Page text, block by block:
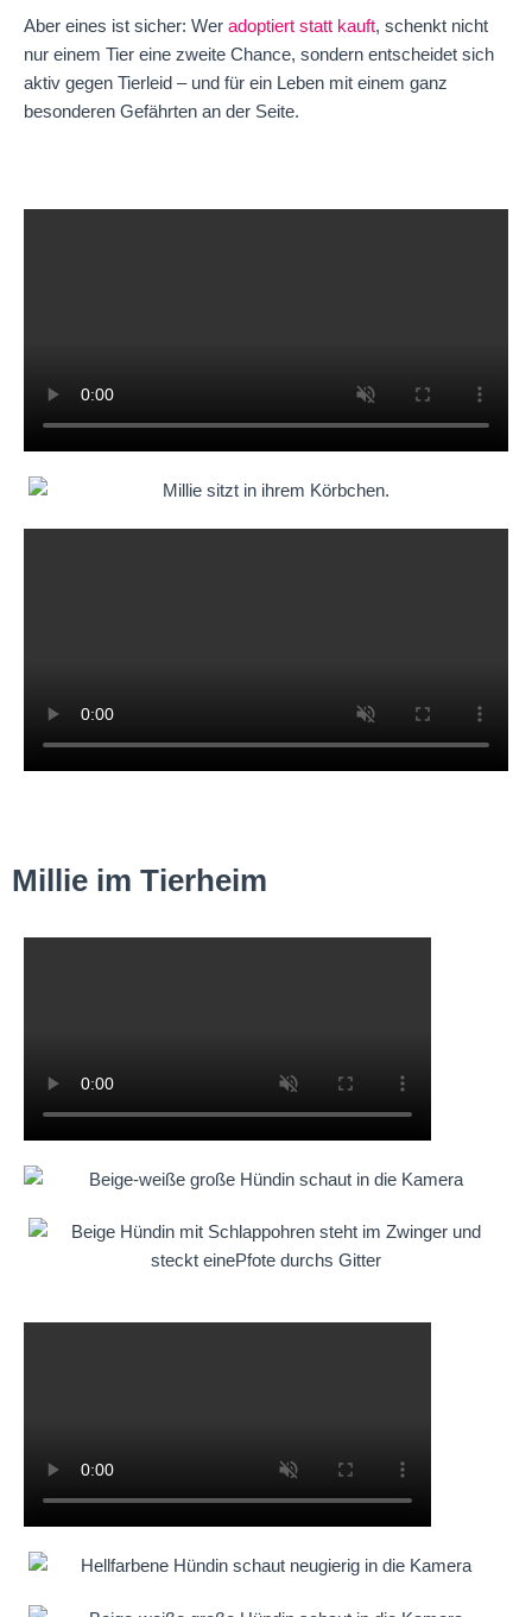
Aber eines ist sicher: Wer adoptiert statt kauft, schenkt nicht
nur einem Tier eine zweite Chance, sondern entscheidet sich
aktiv gegen Tierleid – und für ein Leben mit einem ganz
besonderen Gefährten an der Seite.
Millie im Tierheim